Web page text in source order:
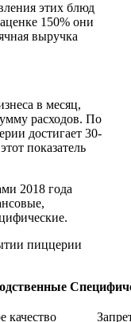
этих блюд
150% они
выручка
в месяц,
расходов. По
достигает 30-
показатель
2018 года
пиццерии
качество